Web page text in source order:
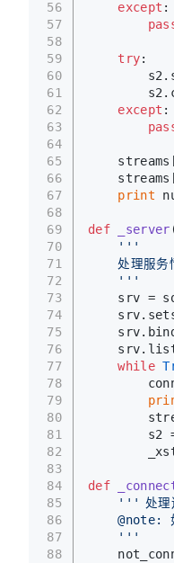
56
57
58
59
60
61
62
63
64
65
66
67
68
69
70
71
72
73
74
75
76
77
78
79
80
81
82
83
84
85
86
87
88
except :
try:
except :
print
def _server
'''
处理服务
    '''
srv =
while
s2
def
'''	处
@note:
    '''